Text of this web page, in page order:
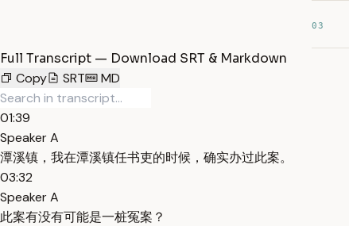
03
Full Transcript — Download SRT & Markdown
Copy
SRT MD
01:39
Speaker A
潭溪镇，我在潭溪镇任书吏的时候，确实办过此案。
03:32
Speaker A
此案有没有可能是一桩冤案？